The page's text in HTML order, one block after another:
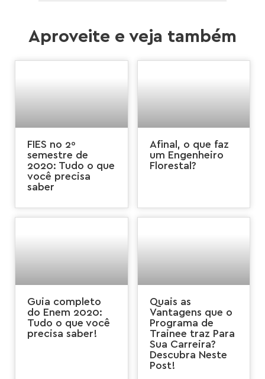
Aproveite e veja também
FIES no 2º
semestre de
2020: Tudo o que
você precisa
saber
Afinal, o que faz
um Engenheiro
Florestal?
Guia completo
do Enem 2020:
Tudo o que você
precisa saber!
Quais as
Vantagens que o
Programa de
Trainee traz Para
Sua Carreira?
Descubra Neste
Post!